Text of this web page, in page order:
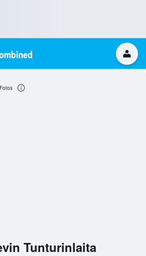
Tunturinlaita